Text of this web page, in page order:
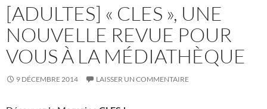
[ADULTES] « CLES », UNE
NOUVELLE REVUE POUR
VOUS À LA MÉDIATHÈQUE
9 DÉCEMBRE 2014 LAISSER UN COMMENTAIRE